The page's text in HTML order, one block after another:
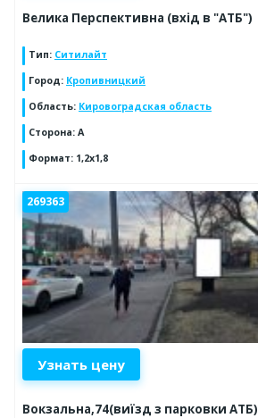
Велика Перспективна (вхід в "АТБ")
Тип: Ситилайт
Город: Кропивницкий
Область: Кировоградская область
Сторона: A
Формат: 1,2x1,8
269363
Узнать цену
Вокзальна,74(виїзд з парковки АТБ)